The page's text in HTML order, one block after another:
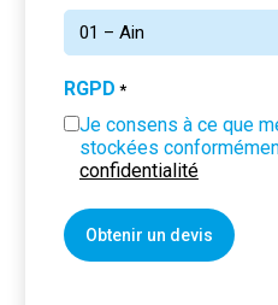
RGPD *
Je consens à ce que
stockées
confidentialité